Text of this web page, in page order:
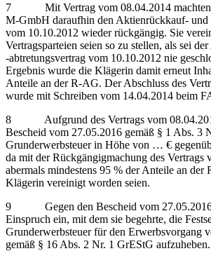
7 Mit Vertrag vom 08.04.2014 machten
M-GmbH daraufhin den Aktienrückkauf- und
vom 10.10.2012 wieder rückgängig. Sie
Vertragsparteien seien so zu stellen, als sei
-abtretungsvertrag vom 10.10.2012 nie
Ergebnis wurde die Klägerin damit erneut
Anteile an der R-AG. Der Abschluss des
wurde mit Schreiben vom 14.04.2014 beim
8 Aufgrund des Vertrags vom
Bescheid vom 27.05.2016 gemäß § 1 Abs. 3
Grunderwerbsteuer in Höhe von … €
da mit der Rückgängigmachung des Vertrags
abermals mindestens 95 % der Anteile an
Klägerin vereinigt worden seien.
9 Gegen den Bescheid vom 27.05.2016
Einspruch ein, mit dem sie begehrte, die
Grunderwerbsteuer für den Erwerbsvorgang
gemäß § 16 Abs. 2 Nr. 1 GrEStG aufzuheben.